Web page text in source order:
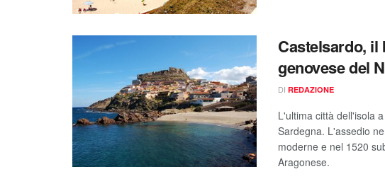
Castelsardo,
genovese del
DI REDAZIONE
L'ultima città dell'isola
Sardegna. L'assedio
moderne e nel 1520
Aragonese.